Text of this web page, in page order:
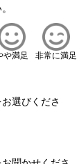
や満足 非常に満足
選びくださ